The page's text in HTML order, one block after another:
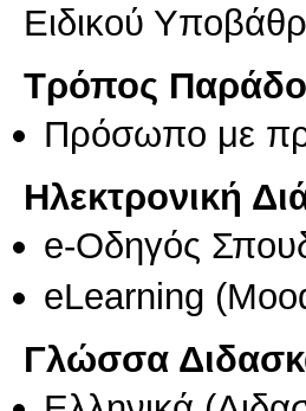
Ειδικού
Τρόπος
Πρόσωπο με
Ηλεκτρονική
e-Οδηγός
eLearning
Γλώσσα